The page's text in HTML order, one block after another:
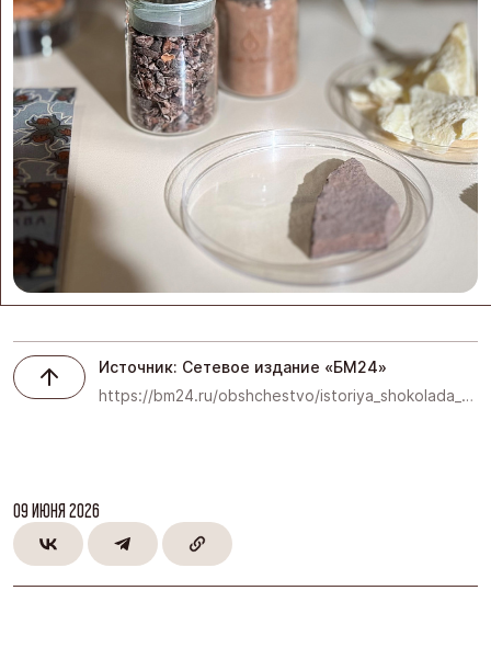
Источник: Сетевое издание «БМ24»
https://bm24.ru/obshchestvo/istoriya_shokolada_ot_pishchi_bogov_do_narodnogo_lyubimtsa/
09 ИЮНЯ 2026